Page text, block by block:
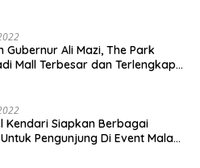
Gubernur Ali Mazi, The Park
Mall Terbesar dan Terlengkap
Kendari Siapkan Berbagai
Pengunjung Di Event Malam